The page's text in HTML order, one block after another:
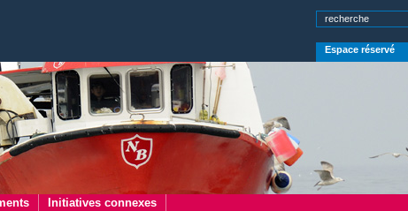
Espace réservé
Initiatives connexes